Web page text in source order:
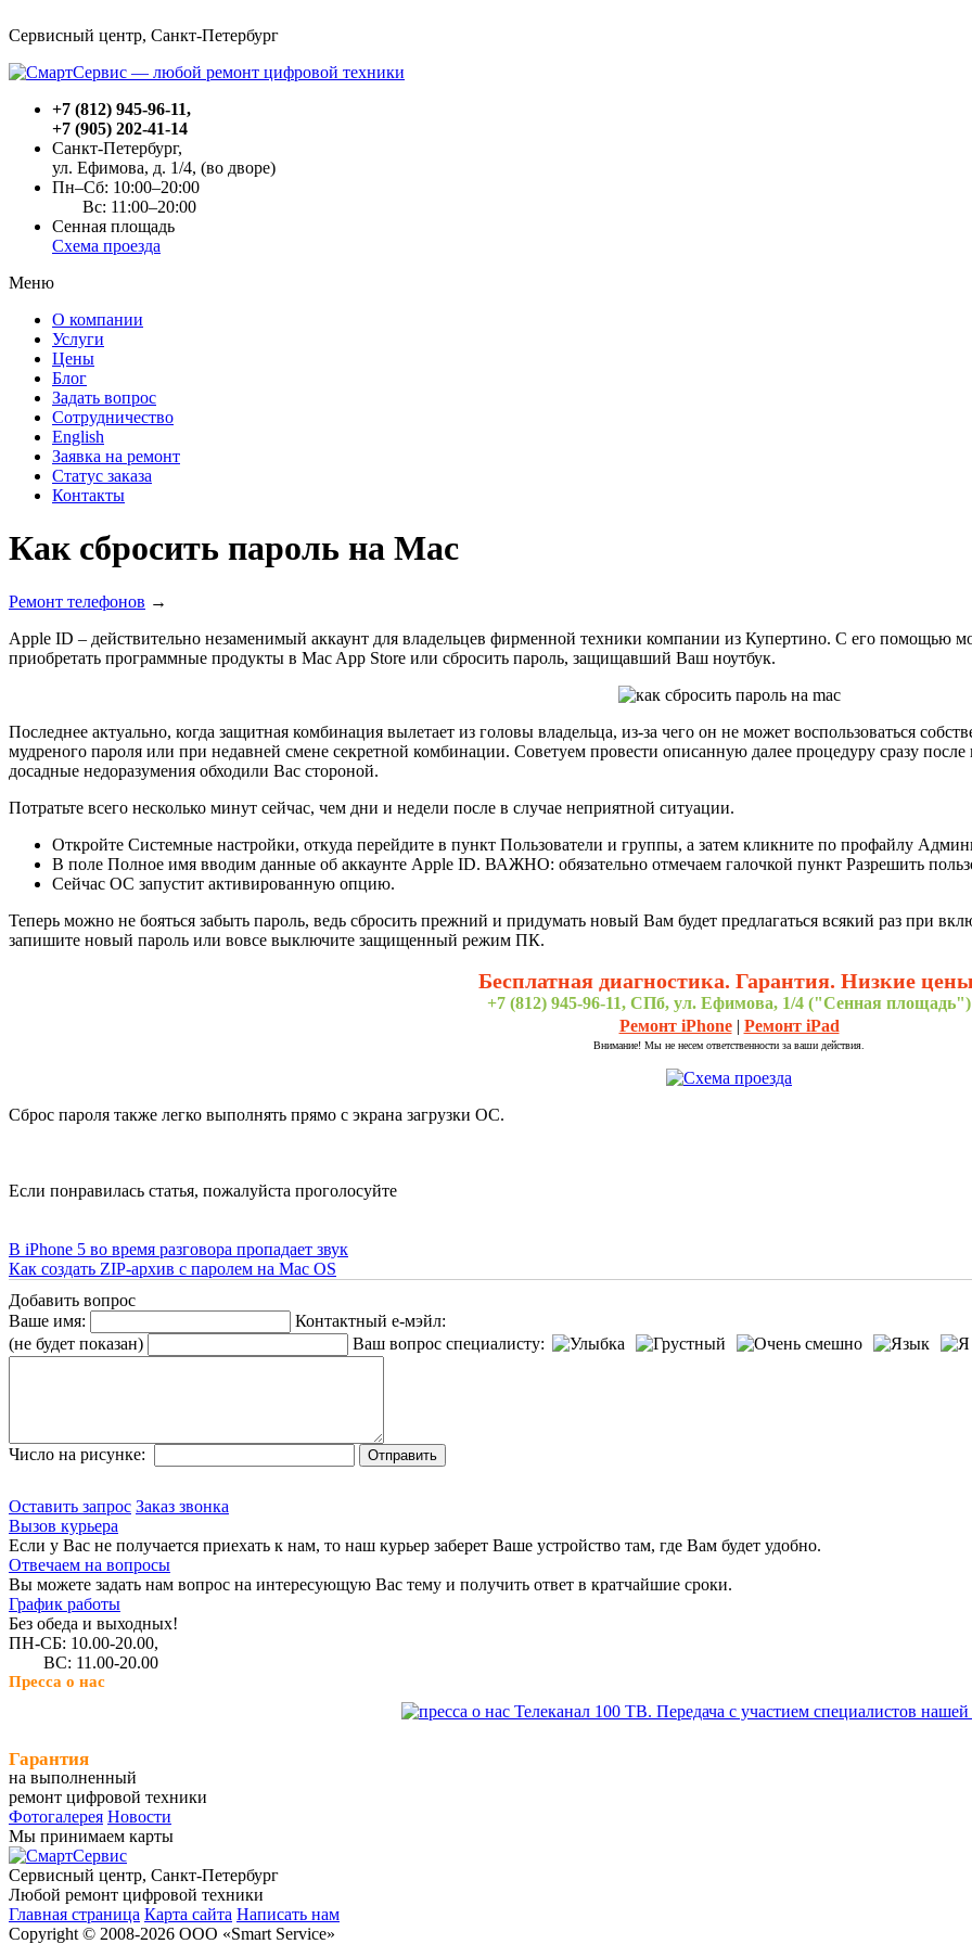
Сервисный центр, Cанкт-Петербург
+7 (812) 945-96-11,
+7 (905) 202-41-14
Санкт-Петербург,
ул. Ефимова, д. 1/4, (во дворе)
Пн–Сб: 10:00–20:00
Вс: 11:00–20:00
Сенная площадь
Схема проезда
Меню
О компании
Услуги
Цены
Блог
Задать вопрос
Сотрудничество
English
Заявка на ремонт
Статус заказа
Контакты
Как сбросить пароль на Mac
Ремонт телефонов →
Apple ID – действительно незаменимый аккаунт для владельцев фирменной техники компании из Купертино. С его помощью
приобретать программные продукты в Mac App Store или сбросить пароль, защищавший Ваш ноутбук.
Последнее актуально, когда защитная комбинация вылетает из головы владельца, из-за чего он не может воспользоваться
мудреного пароля или при недавней смене секретной комбинации. Советуем провести описанную далее процедуру сразу
досадные недоразумения обходили Вас стороной.
Потратьте всего несколько минут сейчас, чем дни и недели после в случае неприятной ситуации.
Откройте Системные настройки, откуда перейдите в пункт Пользователи и группы, а затем кликните по профайлу
В поле Полное имя вводим данные об аккаунте Apple ID. ВАЖНО: обязательно отмечаем галочкой пункт Разрешить
Сейчас ОС запустит активированную опцию.
Теперь можно не бояться забыть пароль, ведь сбросить прежний и придумать новый Вам будет предлагаться всякий раз при
запишите новый пароль или вовсе выключите защищенный режим ПК.
Бесплатная диагностика. Гарантия. Низкие
+7 (812) 945-96-11, СПб, ул. Ефимова, 1/4 ("Сенная площадь")
Ремонт iPhone| Ремонт iPad
Внимание! Мы не несем ответственности за ваши действия.
Сброс пароля также легко выполнять прямо с экрана загрузки ОС.
Если понравилась статья, пожалуйста проголосуйте
В iPhone 5 во время разговора пропадает звук
Как создать ZIP-архив с паролем на Mac OS
Добавить вопрос
Ваше имя:
Контактный е-мэйл:
(не будет показан)
Ваш вопрос специалисту:
Число на рисунке:
Оставить запрос Заказ звонка
Вызов курьера
Если у Вас не получается приехать к нам, то наш курьер заберет Ваше устройство там, где Вам будет удобно.
Отвечаем на вопросы
Вы можете задать нам вопрос на интересующую Вас тему и получить ответ в кратчайшие сроки.
График работы
Без обеда и выходных!
ПН-СБ: 10.00-20.00,
ВС: 11.00-20.00
Пресса о нас
Телеканал 100 ТВ. Передача с участием специалистов нашей
Гарантия
на выполненный
ремонт цифровой техники
Фотогалерея Новости
Мы принимаем карты
Сервисный центр, Cанкт-Петербург
Любой ремонт цифровой техники
Главная страница Карта сайта Написать нам
Copyright © 2008-2026 ООО «Smart Service»